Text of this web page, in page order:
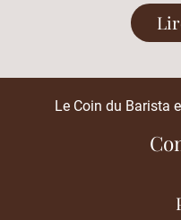
Le Coin du Barista